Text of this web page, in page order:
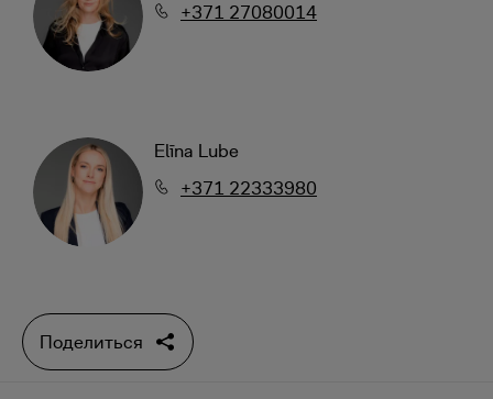
+371 27080014
Elīna Lube
+371 22333980
Поделиться